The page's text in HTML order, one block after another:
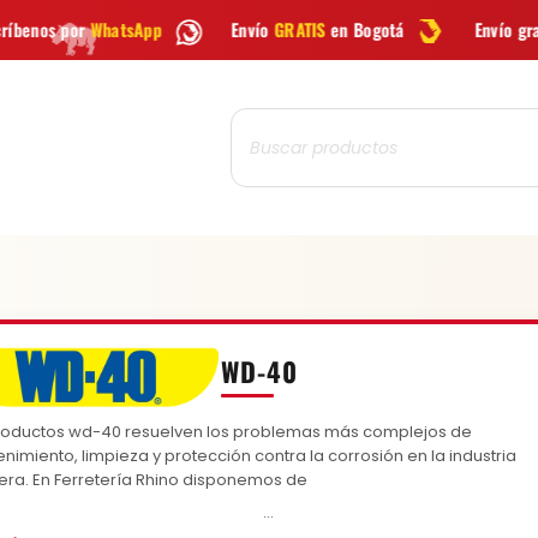
EnvíoGRATIS en Bogotá Envío gratis a todo
Búsqueda
de
productos
WD-40
wd-40 resuelven los problemas más complejos de
limpieza y protección contra la corrosión en la industria
En Ferretería Rhino disponemos de
…